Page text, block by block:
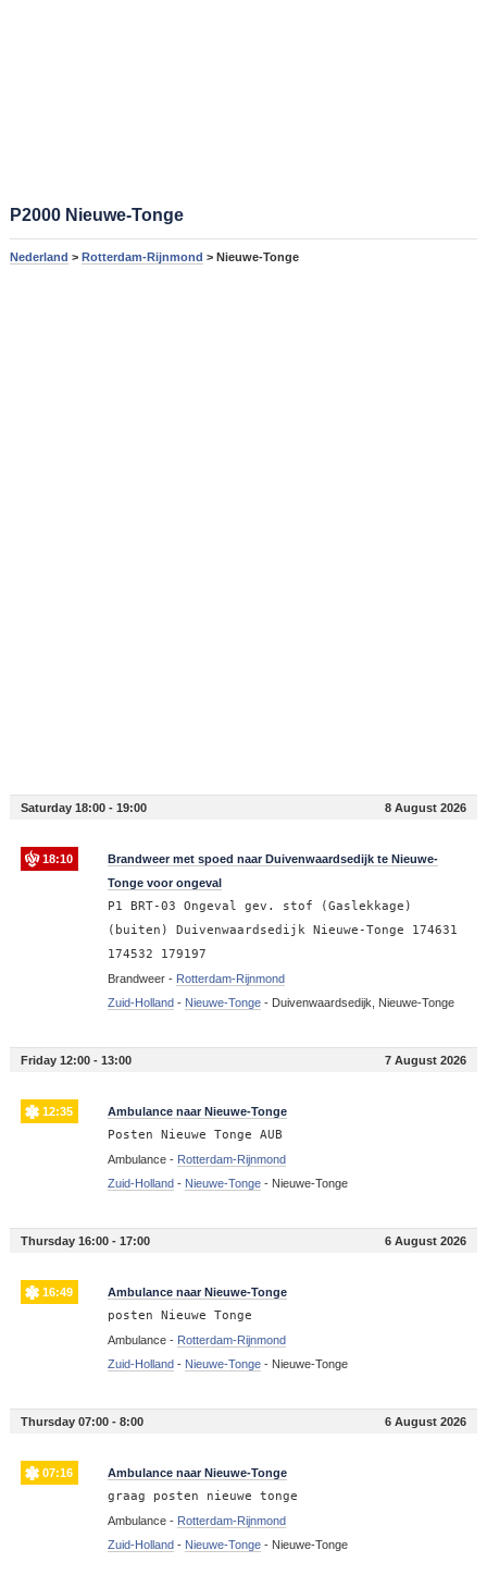
P2000 Nieuwe-Tonge
Nederland > Rotterdam-Rijnmond > Nieuwe-Tonge
Saturday 18:00 - 19:00 8 August 2026
18:10
Brandweer met spoed naar Duivenwaardsedijk te Nieuwe-
Tonge voor ongeval
P1 BRT-03 Ongeval gev. stof (Gaslekkage)
(buiten) Duivenwaardsedijk Nieuwe-Tonge 174631
174532 179197
Brandweer - Rotterdam-Rijnmond
Zuid-Holland- Nieuwe-Tonge- Duivenwaardsedijk, Nieuwe-Tonge
Friday 12:00 - 13:00 7 August 2026
12:35 Ambulance naar Nieuwe-Tonge
Posten Nieuwe Tonge AUB
Ambulance - Rotterdam-Rijnmond
Zuid-Holland- Nieuwe-Tonge- Nieuwe-Tonge
Thursday 16:00 - 17:00 6 August 2026
16:49 Ambulance naar Nieuwe-Tonge
posten Nieuwe Tonge
Ambulance - Rotterdam-Rijnmond
Zuid-Holland- Nieuwe-Tonge- Nieuwe-Tonge
Thursday 07:00 - 8:00 6 August 2026
07:16 Ambulance naar Nieuwe-Tonge
graag posten nieuwe tonge
Ambulance - Rotterdam-Rijnmond
Zuid-Holland- Nieuwe-Tonge- Nieuwe-Tonge